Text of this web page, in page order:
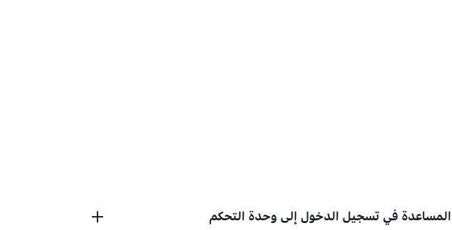
المساعدة في تسجيل الدخول إلى وحدة التحكم